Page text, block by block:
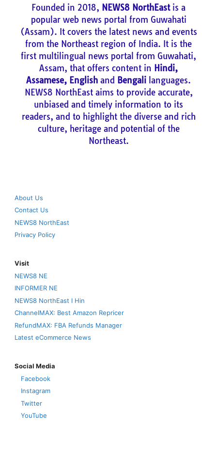
Founded in 2018, NEWS8 NorthEastis a
popular web news portal from Guwahati
(Assam). It covers the latest news and events
from the Northeast region of India. It is the
first multilingual news portal from Guwahati,
Assam, that offers content in Hindi,
Assamese, English and Bengali languages.
NEWS8 NorthEast aims to provide accurate,
unbiased and timely information to its
readers, and to highlight the diverse and rich
culture, heritage and potential of the
Northeast.
About Us
Contact Us
NEWS8 NorthEast
Privacy Policy
Visit
NEWS8 NE
INFORMER NE
NEWS8 NorthEast I Hin
ChannelMAX: Best Amazon Repricer
RefundMAX: FBA Refunds Manager
Latest eCommerce News
Social Media
Facebook
Instagram
Twitter
YouTube